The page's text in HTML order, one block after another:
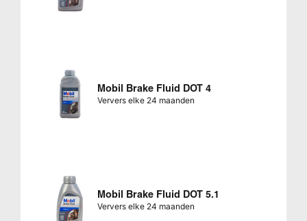
Mobil Brake Fluid DOT 4
Ververs elke 24 maanden
Mobil Brake Fluid DOT 5.1
Ververs elke 24 maanden